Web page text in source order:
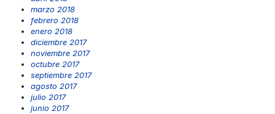
marzo 2018
febrero 2018
enero 2018
diciembre 2017
noviembre 2017
octubre 2017
septiembre 2017
agosto 2017
julio 2017
junio 2017